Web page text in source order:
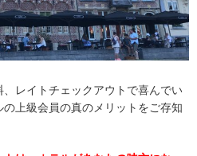
レイトチェックアウトで喜んでい
上級会員の真のメリットをご存知